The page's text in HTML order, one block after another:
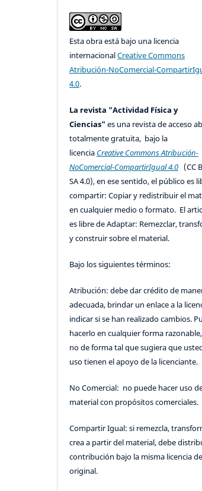
Esta obra está bajo una licencia
internacionalCreative Commons
Atribución-NoComercial-
4.0.
La revista "Actividad Física y
Ciencias"es una revista de acceso
totalmente gratuita, bajo la
licencia Creative Commons Atribución-
NoComercial-CompartirIgual 4.0 (CC
SA 4.0), en ese sentido, el público es
compartir: Copiar y redistribuir el
en cualquier medio o formato. El
es libre de Adaptar: Remezclar,
y construir sobre el material.
Bajo los siguientes términos:
Atribución: debe dar crédito de
adecuada, brindar un enlace a la
indicar si se han realizado cambios.
hacerlo en cualquier forma
no de forma tal que sugiera que
uso tienen el apoyo de la licenciante.
No Comercial: no puede hacer uso
material con propósitos comerciales.
Compartir Igual: si remezcla,
crea a partir del material, debe
contribución bajo la misma licencia
original.